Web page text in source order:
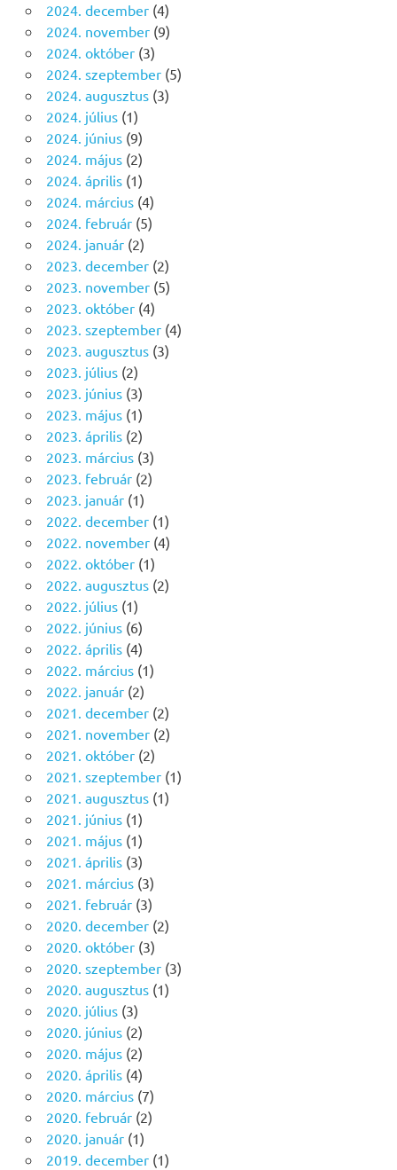
2024. december(4)
2024. november(9)
2024. október(3)
2024. szeptember(5)
2024. augusztus(3)
2024. július(1)
2024. június(9)
2024. május(2)
2024. április(1)
2024. március(4)
2024. február(5)
2024. január(2)
2023. december(2)
2023. november(5)
2023. október(4)
2023. szeptember(4)
2023. augusztus(3)
2023. július(2)
2023. június(3)
2023. május(1)
2023. április(2)
2023. március(3)
2023. február(2)
2023. január(1)
2022. december(1)
2022. november(4)
2022. október(1)
2022. augusztus(2)
2022. július(1)
2022. június(6)
2022. április(4)
2022. március(1)
2022. január(2)
2021. december(2)
2021. november(2)
2021. október(2)
2021. szeptember(1)
2021. augusztus(1)
2021. június(1)
2021. május(1)
2021. április(3)
2021. március(3)
2021. február(3)
2020. december(2)
2020. október(3)
2020. szeptember(3)
2020. augusztus(1)
2020. július(3)
2020. június(2)
2020. május(2)
2020. április(4)
2020. március(7)
2020. február(2)
2020. január(1)
2019. december(1)